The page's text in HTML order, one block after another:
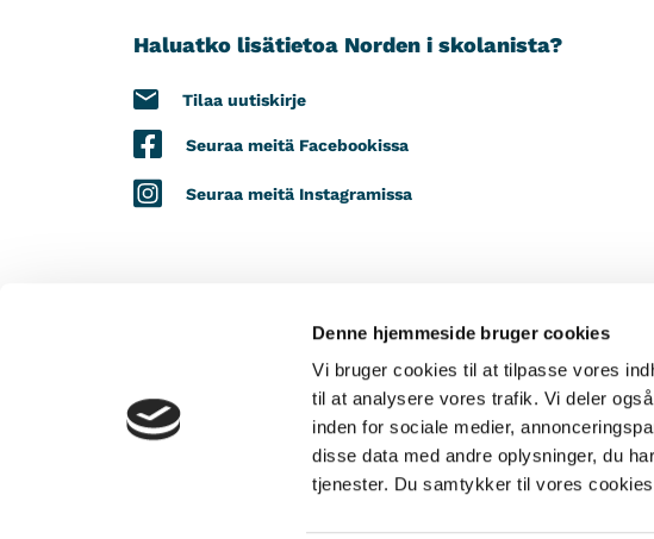
Denne hjemmeside bruger cookies
Vi bruger cookies til at tilpasse vores
til at analysere vores trafik. Vi deler
inden for sociale medier,
disse data med andre oplysninger, du
tjenester. Du samtykker til vores
Haluatko lisätietoa Norden i skolanista?
Tilaa uutiskirje
Seuraa meitä Facebookissa
Seuraa meitä Instagramissa
PROJEKTIMME SAA TUKEA SEURAAVILTA TAHOILTA